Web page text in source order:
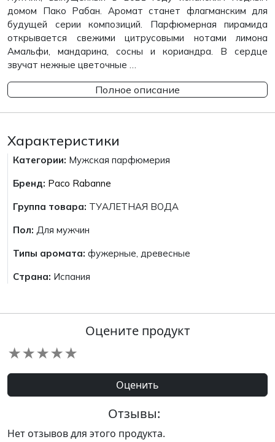
домом Пако Рабан. Аромат станет флагманским для
будущей серии композиций. Парфюмерная пирамида
открывается свежими цитрусовыми нотами лимона
Амальфи, мандарина, сосны и кориандра. В сердце
звучат нежные цветочные …
Полное описание
Характеристики
Категории: Мужская парфюмерия
Бренд: Paco Rabanne
Группа товара: ТУАЛЕТНАЯ ВОДА
Пол: Для мужчин
Типы аромата: фужерные, древесные
Страна: Испания
Оцените продукт
★
★
★
★
★
Оценить
Отзывы:
Нет отзывов для этого продукта.